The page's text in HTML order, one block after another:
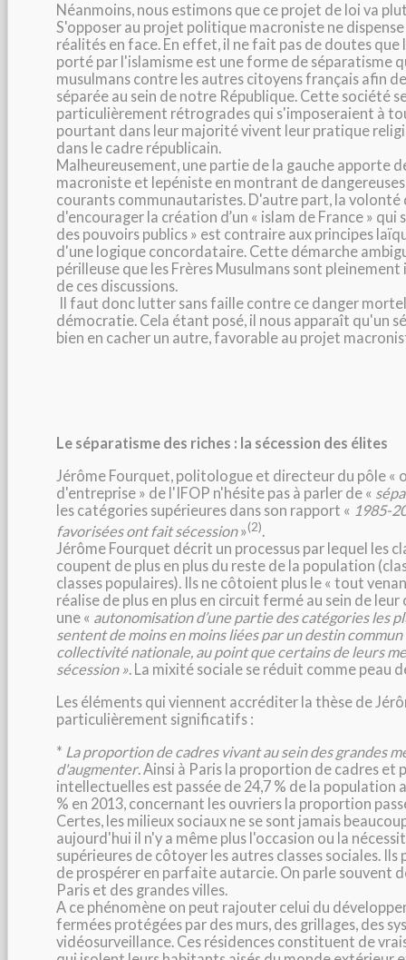
Néanmoins, nous estimons que ce projet de loi va
S'opposer au projet politique macroniste ne
réalités en face. En effet, il ne fait pas de doutes
porté par l'islamisme est une forme de séparatisme
musulmans contre les autres citoyens français afin
séparée au sein de notre République. Cette société
particulièrement rétrogrades qui s'imposeraient à
pourtant dans leur majorité vivent leur pratique
dans le cadre républicain.
Malheureusement, une partie de la gauche apporte
macroniste et lepéniste en montrant de
courants communautaristes. D'autre part, la volonté
d'encourager la création d’un « islam de France » qui
des pouvoirs publics » est contraire aux principes
d'une logique concordataire. Cette démarche
périlleuse que les Frères Musulmans sont pleinement
de ces discussions.
Il faut donc lutter sans faille contre ce danger
démocratie. Cela étant posé, il nous apparaît qu'un
bien en cacher un autre, favorable au projet
Le séparatisme des riches : la sécession des élites
Jérôme Fourquet, politologue et directeur du pôle «
d'entreprise » de l'IFOP n'hésite pas à parler de «
les catégories supérieures dans son rapport « 1985-
favorisées ont fait sécession»(2).
Jérôme Fourquet décrit un processus par lequel les
coupent de plus en plus du reste de la population
classes populaires). Ils ne côtoient plus le « tout
réalise de plus en plus en circuit fermé au sein de leur
une « autonomisation d’une partie des catégories les
sentent de moins en moins liées par un destin commun
collectivité nationale, au point que certains de leurs
sécession ». La mixité sociale se réduit comme peau
Les éléments qui viennent accréditer la thèse de
particulièrement significatifs :
* La proportion de cadres vivant au sein des grandes
d'augmenter. Ainsi à Paris la proportion de cadres et
intellectuelles est passée de 24,7 % de la population
% en 2013, concernant les ouvriers la proportion
Certes, les milieux sociaux ne se sont jamais
aujourd'hui il n'y a même plus l'occasion ou la
supérieures de côtoyer les autres classes sociales.
de prospérer en parfaite autarcie. On parle souvent
Paris et des grandes villes.
A ce phénomène on peut rajouter celui du
fermées protégées par des murs, des grillages, des
vidéosurveillance. Ces résidences constituent de